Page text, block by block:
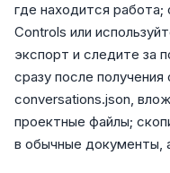
где находится работа;
Controls или
экспорт и следите за
сразу после
conversations.json,
проектные файлы;
в обычные документы,